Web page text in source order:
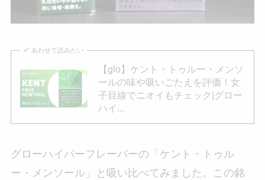
あわせて読みたい
【glo】ケント・トゥルー・メンソ
ールの味や吸いごたえを評価！女
子目線でニオイもチェック|グロー
ハイ...
グローハイパーフレーバーの「ケント・トゥル
ー・メンソール」と吸い比べてみました。この銘